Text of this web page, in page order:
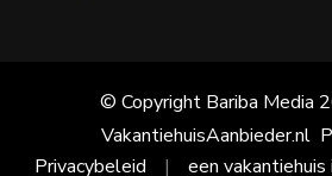
© Copyright Bariba Media
VakantiehuisAanbieder.nl
Privacybeleid
een